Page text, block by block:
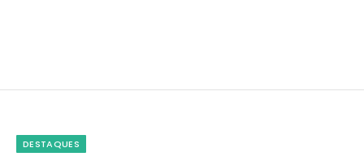
DESTAQUES